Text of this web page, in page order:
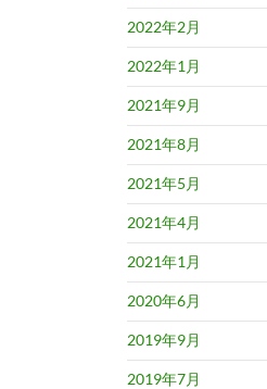
2022年2月
2022年1月
2021年9月
2021年8月
2021年5月
2021年4月
2021年1月
2020年6月
2019年9月
2019年7月